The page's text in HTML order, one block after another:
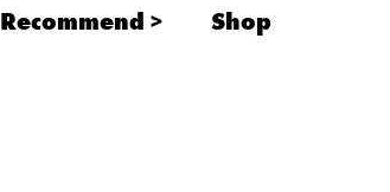
Recommend Shop